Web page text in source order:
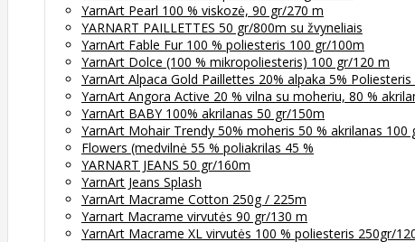
YarnArt Pearl 100 % viskozė, 90 gr/270 m
YARNART PAILLETTES 50 gr/800m su žvyneliais
YarnArt Fable Fur 100 % poliesteris 100 gr/100m
YarnArt Dolce (100 % mikropoliesteris) 100 gr/120 m
YarnArt Alpaca Gold Paillettes 20% alpaka 5%
YarnArt Angora Active 20 % vilna su moheriu, 80 %
YarnArt BABY 100% akrilanas 50 gr/150m
YarnArt Mohair Trendy 50% moheris 50 % akrilanas 100
Flowers (medvilnė 55 % poliakrilas 45 %
YARNART JEANS 50 gr/160m
YarnArt Jeans Splash
YarnArt Macrame Cotton 250g / 225m
Yarnart Macrame virvutės 90 gr/130 m
YarnArt Macrame XL virvutės 100 % poliesteris 250gr/